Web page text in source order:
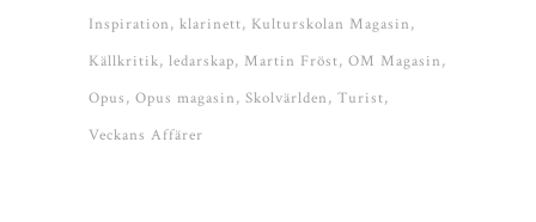
Inspiration klarinett Kulturskolan Magasin
Källkritik ledarskap Martin Fröst OM Magasin
Opus Opus magasin Skolvärlden Turist
Veckans Affärer